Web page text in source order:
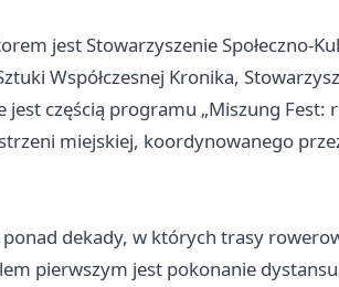
jest Stowarzyszenie Społeczno-
Współczesnej Kronika,
częścią programu „Miszung Fest:
miejskiej, koordynowanego
dekady, w których trasy
pierwszym jest pokonanie dystansu